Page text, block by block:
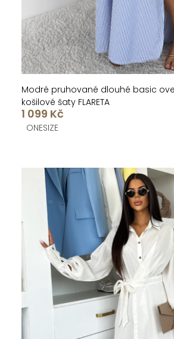
ů
t
ů
Modré pruhované dlouhé basic
košilové šaty FLARETA
1 099 Kč
ONESIZE